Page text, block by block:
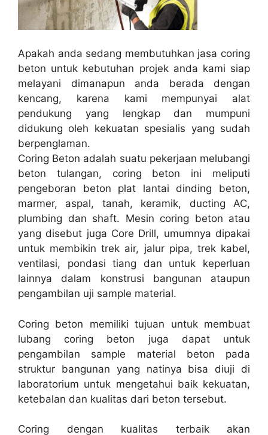
Apakah anda sedang membutuhkan jasa coring
beton untuk kebutuhan projek anda kami siap
melayani dimanapun anda berada dengan
kencang, karena kami mempunyai alat
pendukung yang lengkap dan mumpuni
didukung oleh kekuatan spesialis yang sudah
berpenglaman.
Coring Beton adalah suatu pekerjaan melubangi
beton tulangan, coring beton ini meliputi
pengeboran beton plat lantai dinding beton,
marmer, aspal, tanah, keramik, ducting AC,
plumbing dan shaft. Mesin coring beton atau
yang disebut juga Core Drill, umumnya dipakai
untuk membikin trek air, jalur pipa, trek kabel,
ventilasi, pondasi tiang dan untuk keperluan
lainnya dalam konstrusi bangunan ataupun
pengambilan uji sample material.
Coring beton memiliki tujuan untuk membuat
lubang coring beton juga dapat untuk
pengambilan sample material beton pada
struktur bangunan yang natinya bisa diuji di
laboratorium untuk mengetahui baik kekuatan,
ketebalan dan kualitas dari beton tersebut.
Coring dengan kualitas terbaik akan